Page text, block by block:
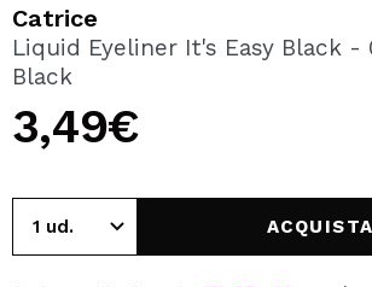
Creando un account su Maquibeauty.it
acquisti velocemente, controllare lo
Catrice
Liquid Eyeliner It's Easy Black -
Black
3,49€